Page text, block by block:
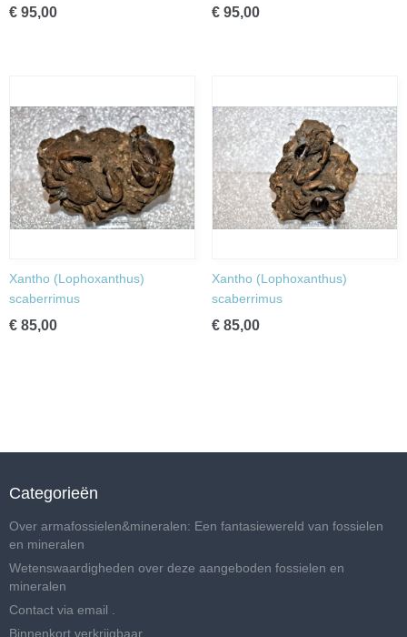
€ 95,00 € 95,00
Xantho (Lophoxanthus)
scaberrimus
€ 85,00
Xantho (Lophoxanthus)
scaberrimus
€ 85,00
Categorieën
Over armafossielen&mineralen: Een fantasiewereld van fossielen
en mineralen
Wetenswaardigheden over deze aangeboden fossielen en
mineralen
Contact via email .
Binnenkort verkrijgbaar